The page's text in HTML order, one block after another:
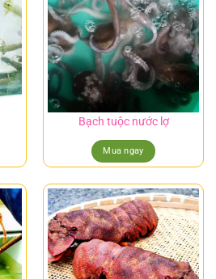
Bạch tuộc nước lợ
Mua ngay